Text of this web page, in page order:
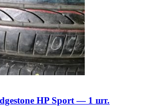
HP Sport — 1 шт.